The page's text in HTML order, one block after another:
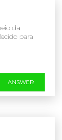
da
para
ANSWER